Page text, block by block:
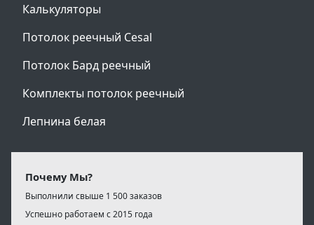
Калькуляторы
Потолок реечный Cesal
Потолок Бард реечный
Комплекты потолок реечный
Лепнина белая
Почему Мы?
Выполнили свыше 1 500 заказов
Успешно работаем с 2015 года